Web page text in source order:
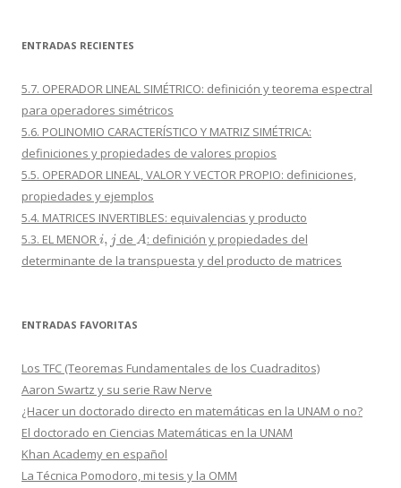
ENTRADAS RECIENTES
5.7. OPERADOR LINEAL SIMÉTRICO: definición y teorema espectral
para operadores simétricos
5.6. POLINOMIO CARACTERÍSTICO Y MATRIZ SIMÉTRICA:
definiciones y propiedades de valores propios
5.5. OPERADOR LINEAL, VALOR Y VECTOR PROPIO: definiciones,
propiedades y ejemplos
5.4. MATRICES INVERTIBLES: equivalencias y producto
5.3. EL MENORi,j de A: definición y propiedades del
determinante de la transpuesta y del producto de matrices
ENTRADAS FAVORITAS
Los TFC (Teoremas Fundamentales de los Cuadraditos)
Aaron Swartz y su serie Raw Nerve
¿Hacer un doctorado directo en matemáticas en la UNAM o no?
El doctorado en Ciencias Matemáticas en la UNAM
Khan Academy en español
La Técnica Pomodoro, mi tesis y la OMM